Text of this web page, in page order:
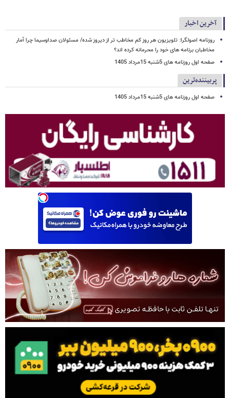
آخرین اخبار
روزنامه اصولگرا: تلویزیون هر روز کم مخاطب تر از دیروز شده/ مسئولان صداوسیما چرا آمار
مخاطبان برنامه های خود را محرمانه کرده اند؟
صفحه اول روزنامه های 5شنبه 15مرداد 1405
پربیننده‌ترین
صفحه اول روزنامه های 5شنبه 15مرداد 1405